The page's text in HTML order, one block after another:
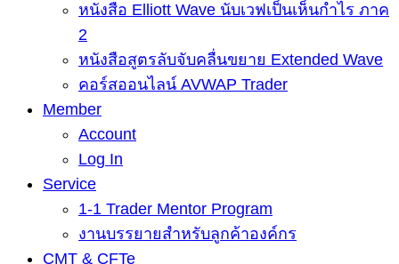
หนังสือ Elliott Wave นับเวฟเป็นเห็นกำไร ภาค
2
หนังสือสูตรลับจับคลื่นขยาย Extended Wave
คอร์สออนไลน์ AVWAP Trader
Member
Account
Log In
Service
1-1 Trader Mentor Program
งานบรรยายสำหรับลูกค้าองค์กร
CMT & CFTe